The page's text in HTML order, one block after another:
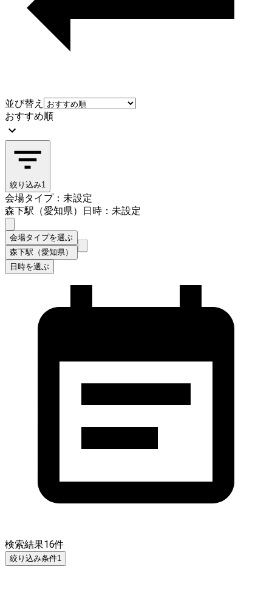
並び替え
おすすめ順
絞り込み1
会場タイプ：未設定
森下駅（愛知県）
日時：未設定
会場タイプを選ぶ
森下駅（愛知県）
日時を選ぶ
検索結果16件
絞り込み条件1